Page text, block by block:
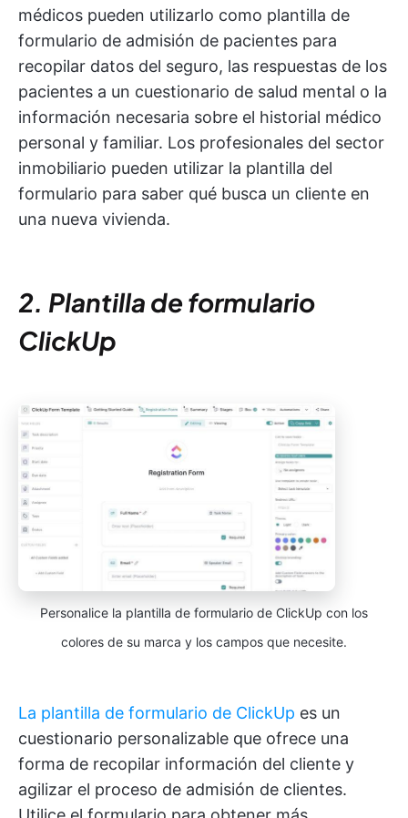
médicos pueden utilizarlo como plantilla de
formulario de admisión de pacientes para
recopilar datos del seguro, las respuestas de los
pacientes a un cuestionario de salud mental o la
información necesaria sobre el historial médico
personal y familiar. Los profesionales del sector
inmobiliario pueden utilizar la plantilla del
formulario para saber qué busca un cliente en
una nueva vivienda.
2. Plantilla de formulario
ClickUp
Personalice la plantilla de formulario de ClickUp con los
colores de su marca y los campos que necesite.
La plantilla de formulario de ClickUp es un
cuestionario personalizable que ofrece una
forma de recopilar información del cliente y
agilizar el proceso de admisión de clientes.